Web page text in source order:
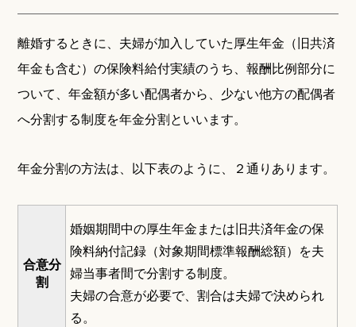
離婚するときに、夫婦が加入していた厚生年金（旧共済
年金も含む）の保険料給付実績のうち、報酬比例部分に
ついて、年金額が多い配偶者から、少ない他方の配偶者
へ分割する制度を年金分割といいます。
年金分割の方法は、以下表のように、２通りあります。
合意分
割
婚姻期間中の厚生年金または旧共済年金の保
険料納付記録（対象期間標準報酬総額）を夫
婦当事者間で分割する制度。
夫婦の合意が必要で、割合は夫婦で決められ
る。